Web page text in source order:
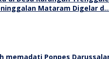
Mataram Digelar